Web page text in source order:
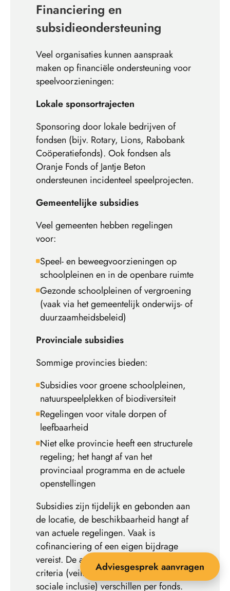
Financiering en
subsidieondersteuning
Veel organisaties kunnen aanspraak
maken op financiële ondersteuning voor
speelvoorzieningen:
Lokale sponsortrajecten
Sponsoring door lokale bedrijven of
fondsen (bijv. Rotary, Lions, Rabobank
Coöperatiefonds). Ook fondsen als
Oranje Fonds of Jantje Beton
ondersteunen incidenteel speelprojecten.
Gemeentelijke subsidies
Veel gemeenten hebben regelingen
voor:
Speel- en beweegvoorzieningen op
schoolpleinen en in de openbare ruimte
Gezonde schoolpleinen of vergroening
(vaak via het gemeentelijk onderwijs- of
duurzaamheidsbeleid)
Provinciale subsidies
Sommige provincies bieden:
Subsidies voor groene schoolpleinen,
natuurspeelplekken of biodiversiteit
Regelingen voor vitale dorpen of
leefbaarheid
Niet elke provincie heeft een structurele
regeling; het hangt af van het
provinciaal programma en de actuele
openstellingen
Subsidies zijn tijdelijk en gebonden aan
de locatie, de beschikbaarheid hangt af
van actuele regelingen. Vaak is
cofinanciering of een eigen bijdrage
vereist. De aanvraagprocedures en
criteria (veiligheid, duurzaamheid,
sociale inclusie) verschillen per fonds.
Adviesgesprek aanvragen